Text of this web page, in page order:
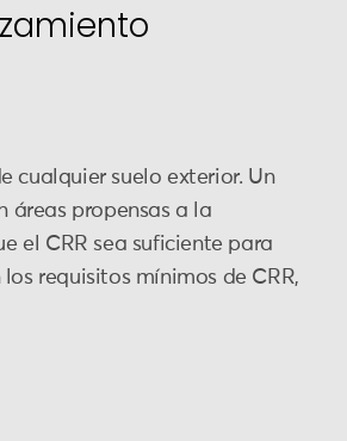
cualquier suelo exterior. Un
áreas propensas a la
el CRR sea suficiente para
requisitos mínimos de CRR,